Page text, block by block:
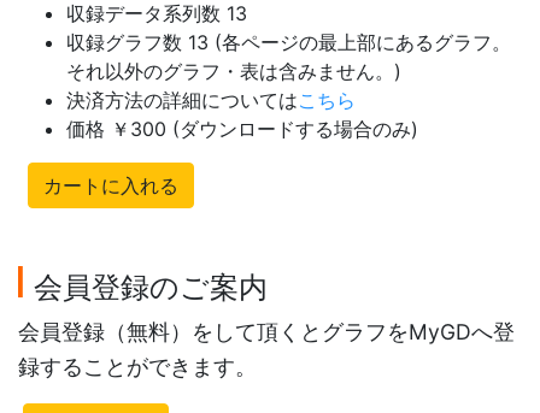
収録データ系列数 13
収録グラフ数 13 (各ページの最上部にあるグラフ。
それ以外のグラフ・表は含みません。)
決済方法の詳細についてはこちら
価格 ￥300 (ダウンロードする場合のみ)
カートに入れる
会員登録のご案内
会員登録（無料）をして頂くとグラフをMyGDへ登
録することができます。